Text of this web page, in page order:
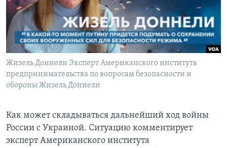
Learning English
СОЦИАЛЬНЫЕ СЕТИ
Языки
Жизель Доннели Эксперт Американского института
предпринимательства по вопросам безопасности и
обороны Жизель Доннели
Как может складываться дальнейший ход войны
России с Украиной. Ситуацию комментирует
эксперт Американского института